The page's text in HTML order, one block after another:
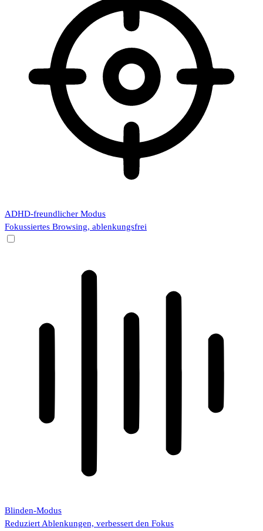
ADHD-freundlicher Modus
Fokussiertes Browsing, ablenkungsfrei
Blinden-Modus
Reduziert Ablenkungen, verbessert den Fokus